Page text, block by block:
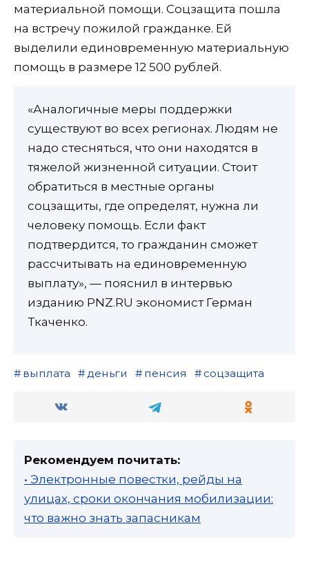
материальной помощи. Соцзащита пошла
на встречу пожилой гражданке. Ей
выделили единовременную материальную
помощь в размере 12 500 рублей.
«Аналогичные меры поддержки
существуют во всех регионах. Людям не
надо стесняться, что они находятся в
тяжелой жизненной ситуации. Стоит
обратиться в местные органы
соцзащиты, где определят, нужна ли
человеку помощь. Если факт
подтвердится, то гражданин сможет
рассчитывать на единовременную
выплату», — пояснил в интервью
изданию PNZ.RU экономист Герман
Ткаченко.
выплата деньги пенсия соцзащита
Рекомендуем почитать:
• Электронные повестки, рейды на
улицах, сроки окончания мобилизации:
что важно знать запасникам